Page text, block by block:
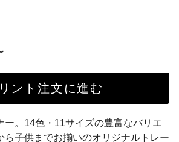
ント注文に進む
ー。14色・11サイズの豊富なバリエ
ら子供までお揃いのオリジナルトレー